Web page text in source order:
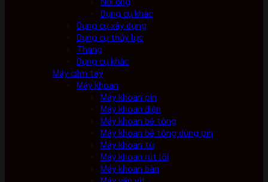
Dụng cụ khác
Dụng cụ xây dựng
Dụng cụ thủy lực
Thang
Dụng cụ khác
Máy cầm tay
Máy khoan
Máy khoan pin
Máy khoan điện
Máy khoan bê tông
Máy khoan bê tông dùng pin
Máy khoan từ
Máy khoan rút lõi
Máy khoan bàn